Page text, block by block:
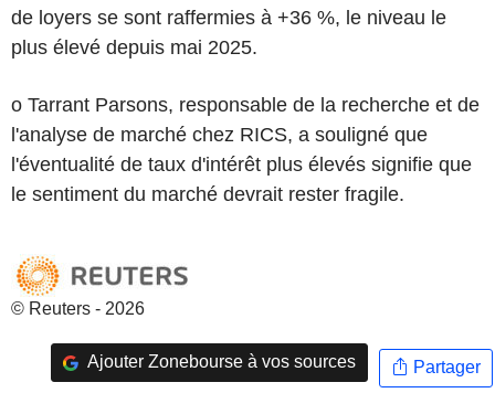
de loyers se sont raffermies à +36 %, le niveau le
plus élevé depuis mai 2025.
o Tarrant Parsons, responsable de la recherche et de
l'analyse de marché chez RICS, a souligné que
l'éventualité de taux d'intérêt plus élevés signifie que
le sentiment du marché devrait rester fragile.
© Reuters - 2026
Ajouter Zonebourse à vos sources Partager